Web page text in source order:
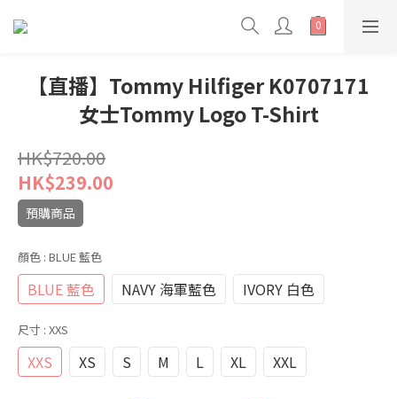
【直播】Tommy Hilfiger K0707171
女士Tommy Logo T-Shirt
HK$720.00
HK$239.00
預購商品
顏色 : BLUE 藍色
BLUE 藍色 NAVY 海軍藍色 IVORY 白色
尺寸 : XXS
XXS XS S M L XL XXL